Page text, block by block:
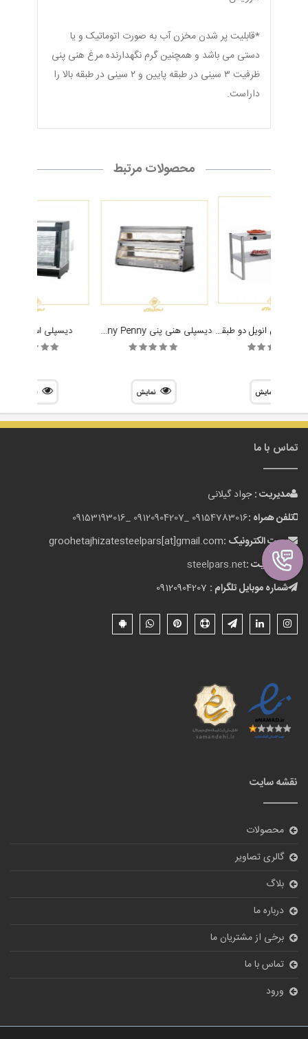
*قابلیت پر شدن مخزن آب به صورت اتوماتیک و یا
دستی می باشد و همچنین گرم نگهدارنده مرغ هنی پنی
ظرفیت ۳ سینی در طبقه پایین و ۲ سینی در طبقه بالا را
داراست.
محصولات مرتبط
گرمخانه قفسه ای انویل دو طبقه مدل RSA1100
نمایش
دیسپلی هنی پنی Henny Penny
نمایش
دیسپلی استار STAR
تماس با ما
مدیریت :جواد گیلانی
تلفن همراه :09154783016 _
09120904207 _
09153193016
پست الکترونیک :groohetajhizatesteelpars[at]gmail.com
وب سایت :steelpars.net
شماره موبایل تلگرام :
نقشه سایت
محصولات
گالری تصاویر
بلاگ
درباره ما
برخی از مشتریان ما
تماس با ما
ورود